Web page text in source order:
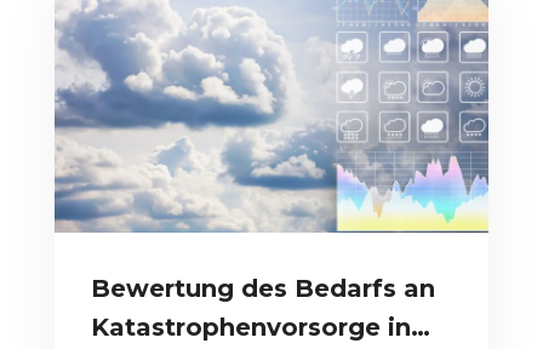
Bewertung des Bedarfs an
Katastrophenvorsorge in